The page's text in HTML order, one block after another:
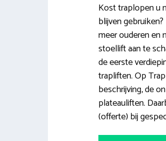
Kost traplopen u
blijven
meer ouderen en
stoellift aan te
de eerste
trapliften. Op
beschrijving, de
plateauliften.
(offerte) bij